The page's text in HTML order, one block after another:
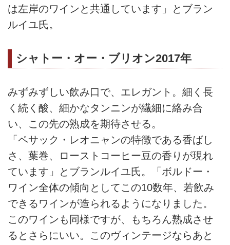
は左岸のワインと共通しています」とブラン
ルイユ氏。
シャトー・オー・ブリオン2017年
みずみずしい飲み口で、エレガント。細く長
く続く酸、細かなタンニンが繊細に絡み合
い、この先の熟成を期待させる。
「ペサック・レオニャンの特徴である香ばし
さ、葉巻、ローストコーヒー豆の香りが現れ
ています」とブランルイユ氏。「ボルドー・
ワイン全体の傾向としてこの10数年、若飲み
できるワインが造られるようになりました。
このワインも同様ですが、もちろん熟成させ
るとさらにいい。このヴィンテージならあと